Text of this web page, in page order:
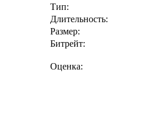
Тип:
Длительность:
Размер:
Битрейт:
Оценка: